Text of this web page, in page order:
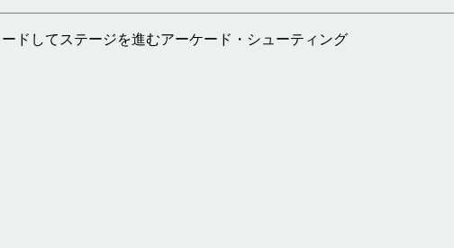
ドしてステージを進むアーケード・シューティング